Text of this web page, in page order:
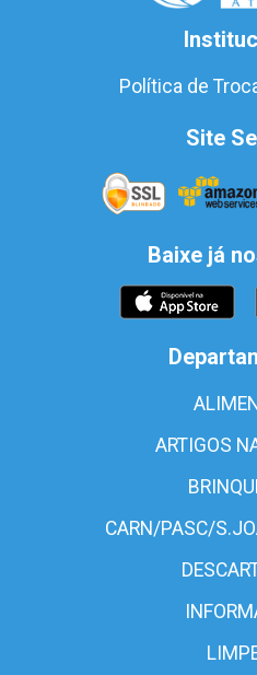
Política de
Site
Baixe já
ARTIGOS
CARN/PASC/